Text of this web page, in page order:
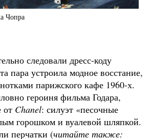
Чопра
следовали дресс-коду
пара устроила модное восстание,
парижского кафе 1960-х.
героиня фильма Годара,
от Chanel: силуэт «песочные
горошком и вуалевой шляпкой.
перчатки (читайте также: